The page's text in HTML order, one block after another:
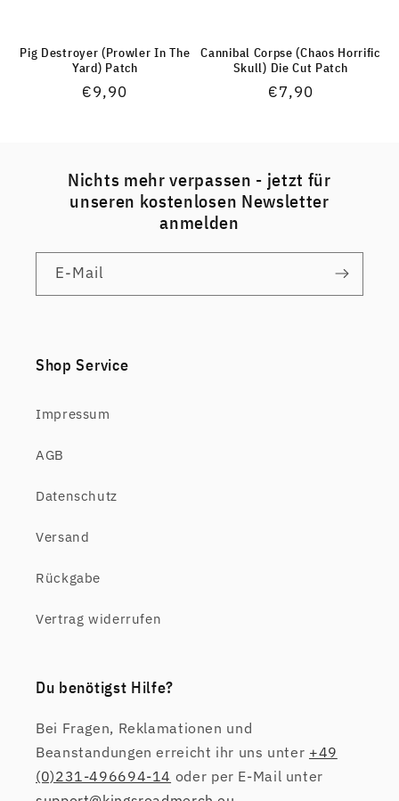
Pig Destroyer (Prowler In The
Yard) Patch
Normaler
€9,90
Cannibal Corpse (Chaos Horrific
Skull) Die Cut Patch
Normaler
€7,90
Nichts mehr verpassen - jetzt für
unseren kostenlosen Newsletter
anmelden
E-Mail
Shop Service
Impressum
AGB
Datenschutz
Versand
Rückgabe
Vertrag widerrufen
Du benötigst Hilfe?
Bei Fragen, Reklamationen und
Beanstandungen erreicht ihr uns unter +49
(0)231-496694-14 oder per E-Mail unter